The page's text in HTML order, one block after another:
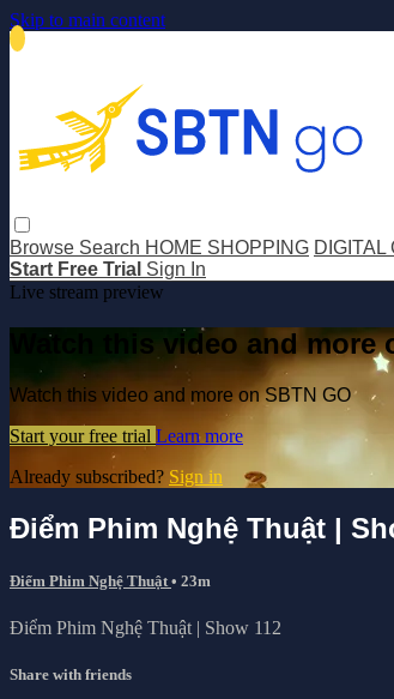
Skip to main content
Browse Search HOME SHOPPING DIGITAL
Start Free Trial Sign In
Live stream preview
Watch this video and more
Watch this video and more on SBTN GO
Start your free trial Learn more
Already subscribed? Sign in
Điểm Phim Nghệ Thuật |
Điểm Phim Nghệ Thuật • 23m
Điểm Phim Nghệ Thuật | Show 112
Share with friends